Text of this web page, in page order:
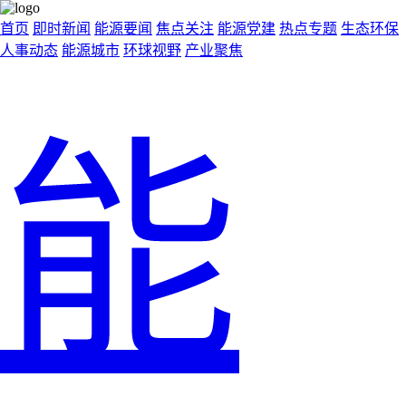
首页 即时新闻 能源要闻 焦点关注 能源党建 热点专题 生态环保
人事动态 能源城市 环球视野 产业聚焦
能